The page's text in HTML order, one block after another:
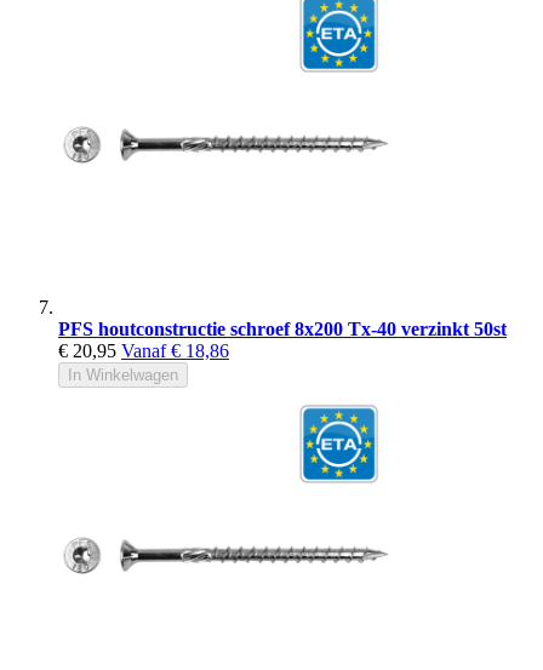
PFS houtconstructie schroef 8x200 Tx-40 verzinkt 50st
€ 20,95 Vanaf € 18,86
In Winkelwagen